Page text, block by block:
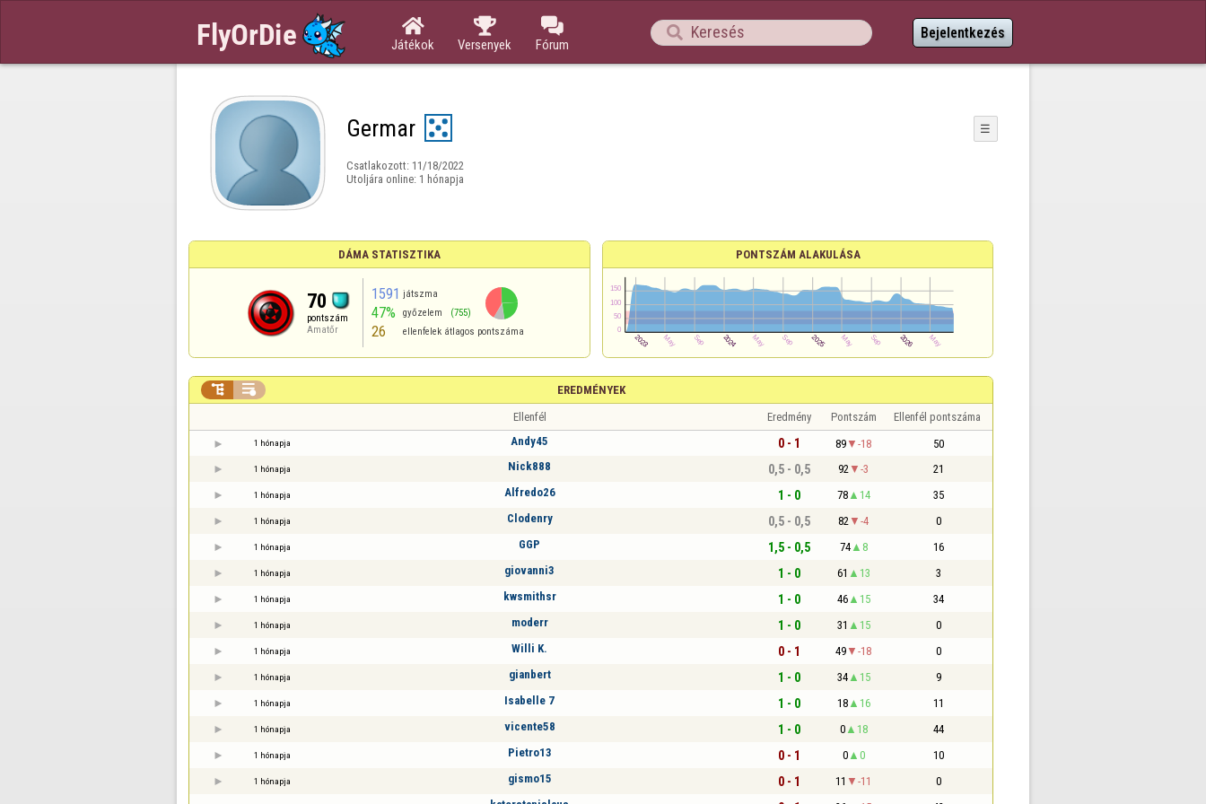

Játékok

Versenyek

Fórum
 Bejelentkezés
Germar ☰
Csatlakozott: 11/18/2022
Utoljára online: 1 hónapja
DÁMA STATISZTIKA
70
pontszám
Amatőr
1591 játszma
47% győzelem (755)
26 ellenfelek átlagos pontszáma
PONTSZÁM ALAKULÁSA
EREDMÉNYEK
 
Ellenfél Eredmény Pontszám Ellenfél pontszáma
1 hónapja Andy45 0 - 1 89 -18 50
1 hónapja Nick888 0,5 - 0,5 92 -3 21
1 hónapja Alfredo26 1 - 0 78 14 35
1 hónapja Clodenry 0,5 - 0,5 82 -4 0
1 hónapja GGP 1,5 - 0,5 74 8 16
1 hónapja giovanni3 1 - 0 61 13 3
1 hónapja kwsmithsr 1 - 0 46 15 34
1 hónapja moderr 1 - 0 31 15 0
1 hónapja Willi K. 0 - 1 49 -18 0
1 hónapja gianbert 1 - 0 34 15 9
1 hónapja Isabelle 7 1 - 0 18 16 11
1 hónapja vicente58 1 - 0 0 18 44
1 hónapja Pietro13 0 - 1 0 0 10
1 hónapja gismo15 0 - 1 11 -11 0